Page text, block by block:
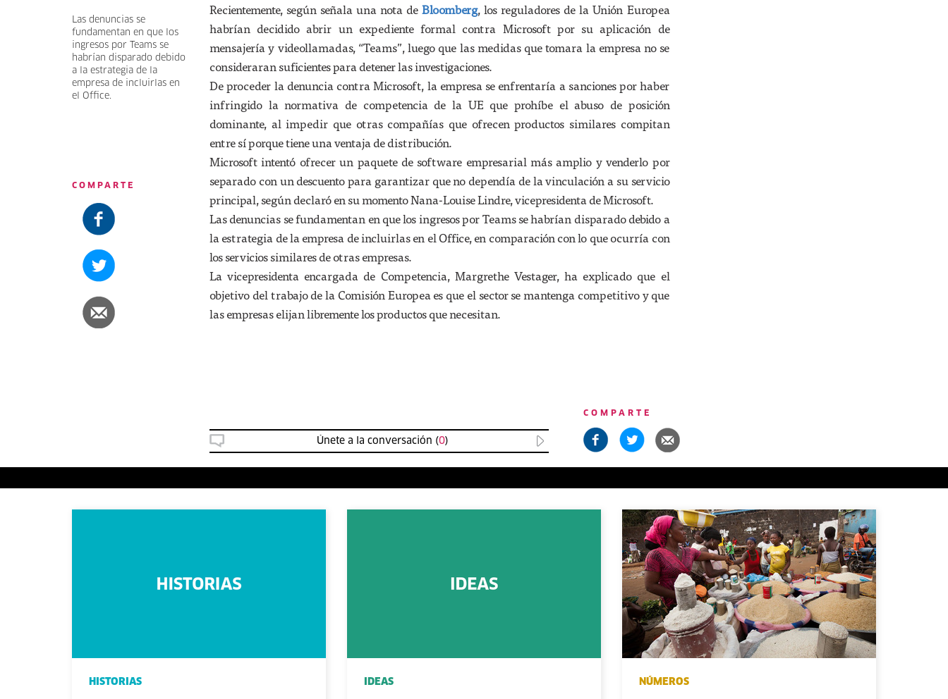
Las denuncias se
fundamentan en que los
ingresos por Teams se
habrían disparado debido
a la estrategia de la
empresa de incluirlas en
el Office.
COMPARTE
Recientemente, según señala una nota deBloomberg, los reguladores de la Unión Europea
habrían decidido abrir un expediente formal contra Microsoft por su aplicación de
mensajería y videollamadas, “Teams”, luego que las medidas que tomara la empresa no se
consideraran suficientes para detener las investigaciones.
De proceder la denuncia contra Microsoft, la empresa se enfrentaría a sanciones por haber
infringido la normativa de competencia de la UE que prohíbe el abuso de posición
dominante, al impedir que otras compañías que ofrecen productos similares compitan
entre sí porque tiene una ventaja de distribución.
Microsoft intentó ofrecer un paquete de software empresarial más amplio y venderlo por
separado con un descuento para garantizar que no dependía de la vinculación a su servicio
principal, según declaró en su momento Nana-Louise Lindre, vicepresidenta de Microsoft.
Las denuncias se fundamentan en que los ingresos por Teams se habrían disparado debido a
la estrategia de la empresa de incluirlas en el Office, en comparación con lo que ocurría con
los servicios similares de otras empresas.
La vicepresidenta encargada de Competencia, Margrethe Vestager, ha explicado que el
objetivo del trabajo de la Comisión Europea es que el sector se mantenga competitivo y que
las empresas elijan libremente los productos que necesitan.
Únete a la conversación (0)
COMPARTE
HISTORIAS IDEAS NÚMEROS